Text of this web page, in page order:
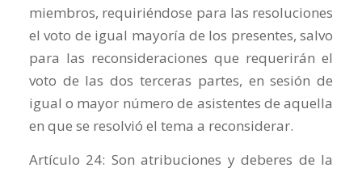
miembros, requiriéndose para las resoluciones
el voto de igual mayoría de los presentes, salvo
para las reconsideraciones que requerirán el
voto de las dos terceras partes, en sesión de
igual o mayor número de asistentes de aquella
en que se resolvió el tema a reconsiderar.
Artículo 24: Son atribuciones y deberes de la